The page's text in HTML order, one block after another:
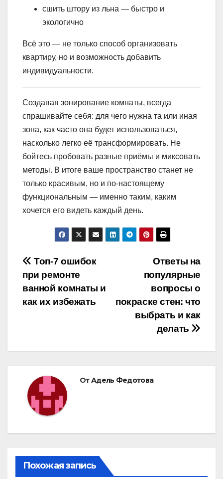
сшить штору из льна — быстро и
экологично
Всё это — не только способ организовать
квартиру, но и возможность добавить
индивидуальности.
Создавая зонирование комнаты, всегда
спрашивайте себя: для чего нужна та или иная
зона, как часто она будет использоваться,
насколько легко её трансформировать. Не
бойтесь пробовать разные приёмы и миксовать
методы. В итоге ваше пространство станет не
только красивым, но и по-настоящему
функциональным — именно таким, каким
хочется его видеть каждый день.
Навигация
по
записям
Ответы на
популярные
вопросы о
покраске стен: что
выбрать и как
делать
Топ-7 ошибок
при ремонте
ванной комнаты и
как их избежать
ОтАдель Федотова
Похожая запись